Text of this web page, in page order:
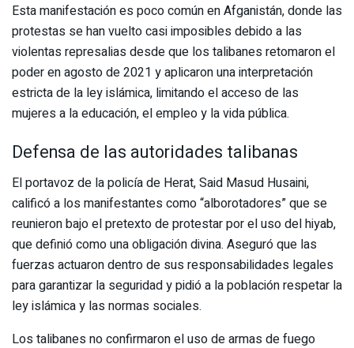
Esta manifestación es poco común en Afganistán, donde las
protestas se han vuelto casi imposibles debido a las
violentas represalias desde que los talibanes retomaron el
poder en agosto de 2021 y aplicaron una interpretación
estricta de la ley islámica, limitando el acceso de las
mujeres a la educación, el empleo y la vida pública.
Defensa de las autoridades talibanas
El portavoz de la policía de Herat, Said Masud Husaini,
calificó a los manifestantes como “alborotadores” que se
reunieron bajo el pretexto de protestar por el uso del hiyab,
que definió como una obligación divina. Aseguró que las
fuerzas actuaron dentro de sus responsabilidades legales
para garantizar la seguridad y pidió a la población respetar la
ley islámica y las normas sociales.
Los talibanes no confirmaron el uso de armas de fuego